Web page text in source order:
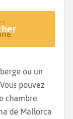
ou un
pouvez
chambre
de Mallorca